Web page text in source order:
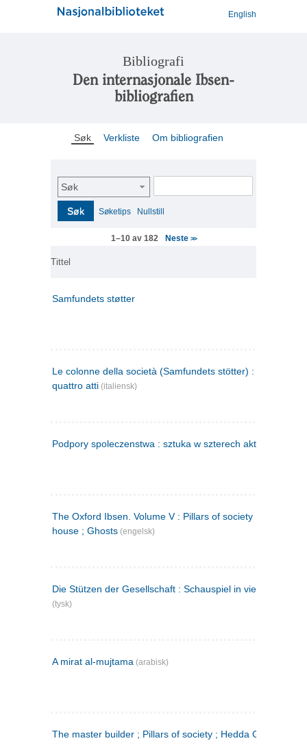
English
Bibliografi
Den internasjonale Ibsen-
bibliografien
Søk Verkliste Om bibliografien
Søk
Søk Søketips Nullstill
1–10 av 182 Neste >>
Tittel
Samfundets støtter
Le colonne della società (Samfundets stötter) : commedia
quattro atti (italiensk)
Podpory spoleczenstwa : sztuka w szterech aktach
The Oxford Ibsen. Volume V : Pillars of society ; A doll's
house ; Ghosts (engelsk)
Die Stützen der Gesellschaft : Schauspiel in vier Aufzügen
(tysk)
A mirat al-mujtama (arabisk)
The master builder ; Pillars of society ; Hedda Gabler